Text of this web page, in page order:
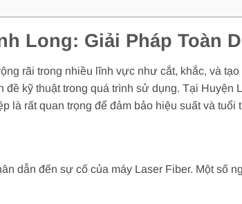
Long: Giải Pháp Toàn
rãi trong nhiều lĩnh vực như cắt, khắc, và tạo
kỹ thuật trong quá trình sử dụng. Tại Huyện
là rất quan trọng để đảm bảo hiệu suất và tuổi
dẫn đến sự cố của máy Laser Fiber. Một số